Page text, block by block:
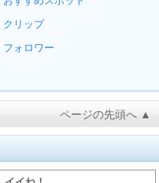
クリップ
フォロワー
ページの先頭へ ▲